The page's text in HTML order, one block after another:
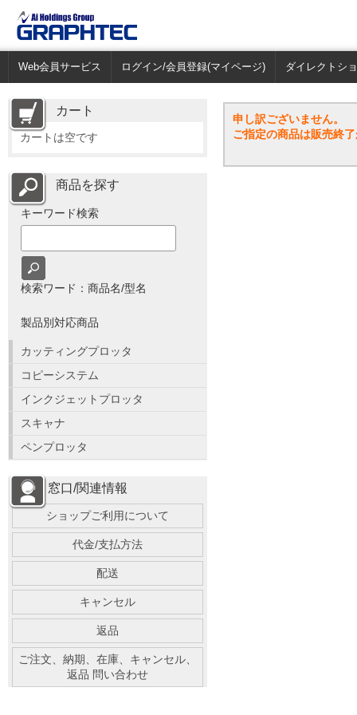
Web会員サービス ログイン/会員登録(マイページ) ダイレクトシ
申し訳ございません。
ご指定の商品は販売終
カート
カートは空です
商品を探す
キーワード検索
検索ワード：商品名/型名
製品別対応商品
カッティングプロッタ
コピーシステム
インクジェットプロッタ
スキャナ
ペンプロッタ
窓口/関連情報
ショップご利用について
代金/支払方法
配送
キャンセル
返品
ご注文、納期、在庫、キャンセル、
返品 問い合わせ